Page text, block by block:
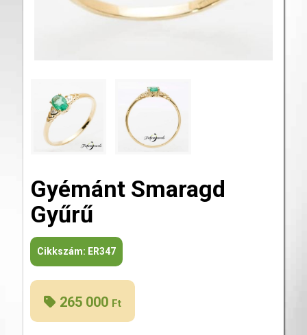
Gyémánt Smaragd
Gyűrű
Cikkszám: ER347
265 000 Ft